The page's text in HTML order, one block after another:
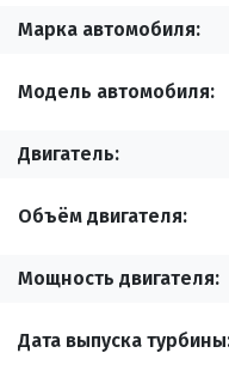
Марка автомобиля
Модель автомобиля
Двигатель
Объём двигателя
Мощность двигателя
Дата выпуска турбины